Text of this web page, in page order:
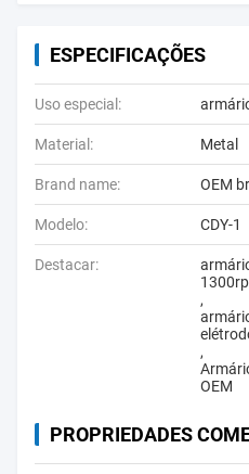
ESPECIFICAÇÕES
Uso especial:
Material: Metal
Brand name: OEM
Modelo: CDY-1
Destacar:
,
,
OEM
PROPRIEDADES